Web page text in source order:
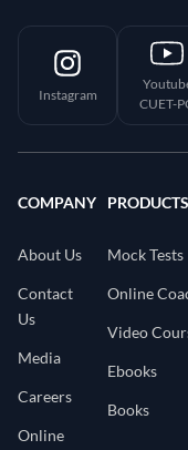
COMPANY
About Us
Contact
Us
Media
Careers
Online
PRODUCTS
Mock Tests
Online
Video
Ebooks
Books
Instagram
CUET-